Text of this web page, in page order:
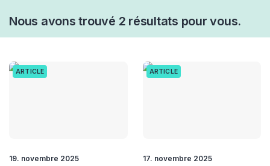
Nous avons trouvé 2 résultats pour vous.
ARTICLE
19. novembre 2025
ARTICLE
17. novembre 2025